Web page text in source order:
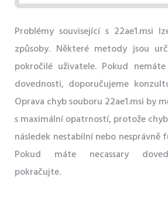
Problémy související s 22ae1.msi
způsoby. Některé metody jsou
pokročilé uživatele. Pokud
dovednosti, doporučujeme
Oprava chyb souboru 22ae1.msi by
s maximální opatrností, protože
následek nestabilní nebo nesprávně
Pokud máte necassary
pokračujte.